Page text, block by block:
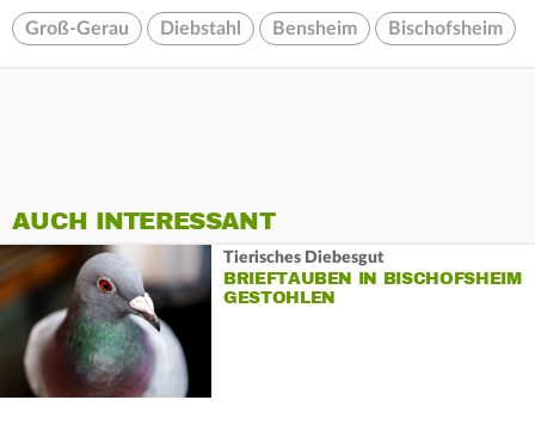
Groß-Gerau Diebstahl Bensheim Bischofsheim
AUCH INTERESSANT
Tierisches Diebesgut
BRIEFTAUBEN IN BISCHOFSHEIM
GESTOHLEN